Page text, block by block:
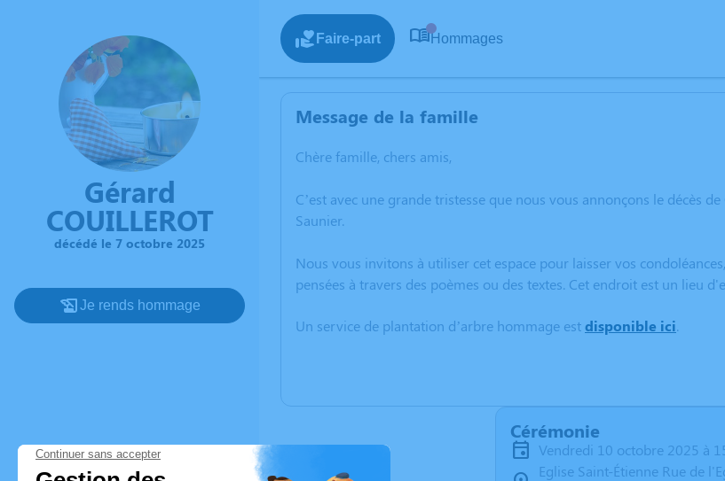
Gérard
COUILLEROT
décédé le 7 octobre 2025
Je rends hommage
Faire-part Hommages
Message de la famille
Chère famille, chers amis,
C’est avec une grande tristesse que nous vous annonçons le décès
Saunier.
Nous vous invitons à utiliser cet espace pour laisser vos
pensées à travers des poèmes ou des textes. Cet endroit est un lieu
Un service de plantation d’arbre hommage estdisponible ici.
Cérémonie
vendredi 10 octobre 2025 à
Eglise Saint-Étienne Rue de